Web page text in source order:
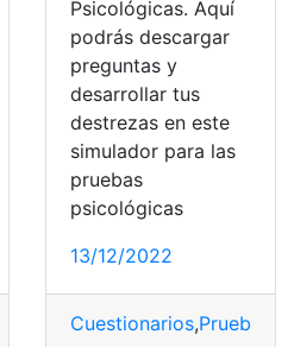
Psicométricas
Psicológicas. Aquí
podrás descargar
preguntas y
desarrollar tus
destrezas en este
simulador para las
pruebas
psicológicas
13/12/2022
Cuestionarios,Pruebas